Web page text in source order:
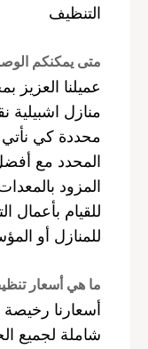
التنظيف
متى يمكنكم
عميلنا
منازل اشبيلية
محددة كي نأتي
المحدد مع
المزود
للقيام
للمنازل أو
ما هي أسعار
أسعارنا
شاملة لجميع